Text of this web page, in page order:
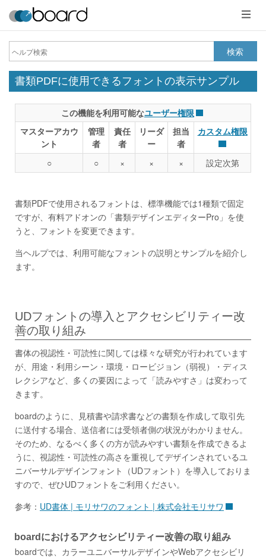
メ
ニ
ュ
ー
検索
書類PDFに使用できるフォントの表示サンプル
この機能を利用可能なユーザー権限
マスターアカウ
ント
管理
者
責任
者
リーダ
ー
担当
者
カスタム権限
○ ○ × × × 設定次第
書類PDFで使用されるフォントは、標準機能では1種類で固定
ですが、有料アドオンの「書類デザインエディターPro」を使
うと、フォントを変更できます。
当ヘルプでは、利用可能なフォントの説明とサンプルを紹介し
ます。
UDフォントの導入とアクセシビリティー改
善の取り組み
書体の視認性・可読性に関しては様々な研究が行われています
が、用途・利用シーン・環境・ロービジョン（弱視）・ディス
レクシアなど、多くの要因によって「読みやすさ」は変わって
きます。
boardのように、見積書や請求書などの書類を作成して取引先
に送付する場合、送信者には受領者側の状況がわかりません。
そのため、なるべく多くの方が読みやすい書類を作成できるよ
うに、視認性・可読性の高さを重視してデザインされているユ
ニバーサルデザインフォント（UDフォント）を導入しておりま
すので、ぜひUDフォントをご利用ください。
参考： UD書体 | モリサワのフォント | 株式会社モリサワ
boardにおけるアクセシビリティー改善の取り組み
boardでは、カラーユニバーサルデザインやWebアクセシビリ